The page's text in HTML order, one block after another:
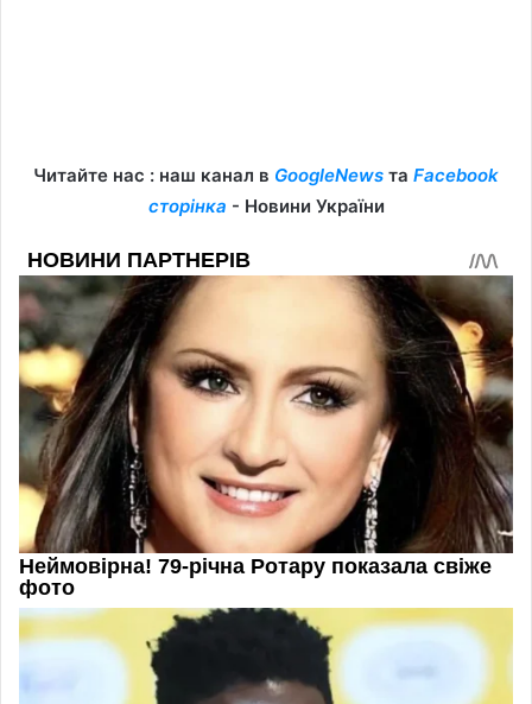
Читайте нас : наш канал в GoogleNews та Facebook
сторінка - Новини України